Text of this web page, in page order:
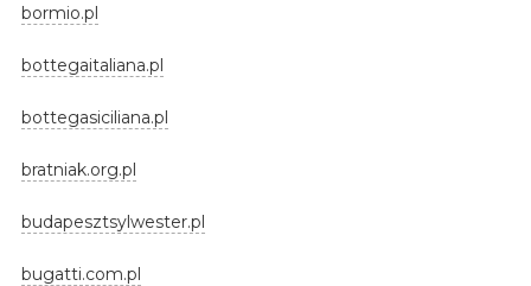
bormio.pl
bottegaitaliana.pl
bottegasiciliana.pl
bratniak.org.pl
budapesztsylwester.pl
bugatti.com.pl